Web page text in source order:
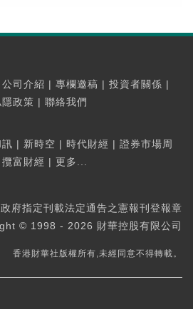
公司介紹 | 專欄邀稿 | 投資者關係 |
隱政策 | 聯絡我們
| 新時空 | 時代財經 | 證券市場周
攬富財經 | 更多...
府指定刊載法定通告之憲報刊登報章
© 1998 - 2026 財華控股有限公司
香港財華社版權所有,未經同意不得轉載。